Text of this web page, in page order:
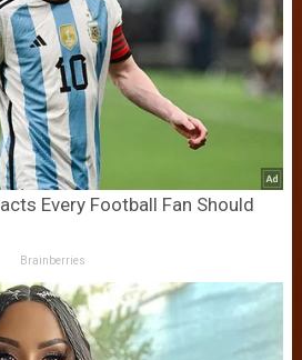
Every Football Fan Should
Brainberries